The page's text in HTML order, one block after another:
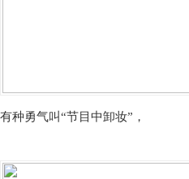
有种勇气叫“节目中卸妆”，